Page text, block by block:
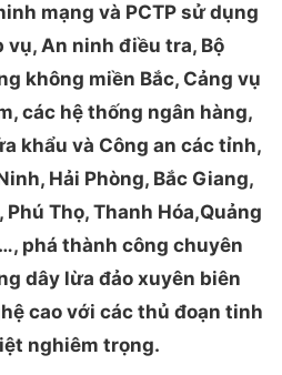
mạng và PCTP sử dụng
vụ, An ninh điều tra, Bộ
không miền Bắc, Cảng vụ
các hệ thống ngân hàng,
khẩu và Công an các tỉnh,
Hải Phòng, Bắc Giang,
Thọ, Thanh Hóa,Quảng
phá thành công chuyên
dây lừa đảo xuyên biên
cao với các thủ đoạn tinh
nghiêm trọng.